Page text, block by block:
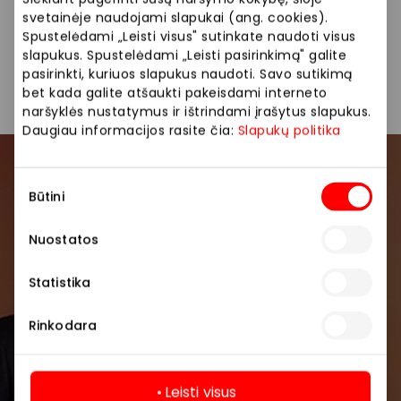
svetainėje naudojami slapukai (ang. cookies).
Spustelėdami „Leisti visus" sutinkate naudoti visus
slapukus. Spustelėdami „Leisti pasirinkimą" galite
pasirinkti, kuriuos slapukus naudoti. Savo sutikimą
bet kada galite atšaukti pakeisdami interneto
naršyklės nustatymus ir ištrindami įrašytus slapukus.
Daugiau informacijos rasite čia: Slapukų politika
pasirinkimas
Būtini
Nuostatos
Statistika
Rinkodara
Leisti visus
Tikimės, kad nuo šiol tavo apsilankymas
„Akropolyje“ bus patogesnis.
Sužinoti daugiau
renginius ir naujausią informaciją iš AKROPOLIS